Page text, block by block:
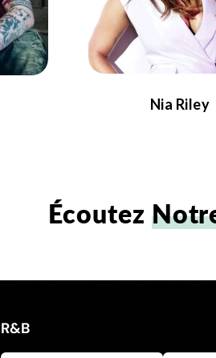
Nia Riley
Écoutez
R&B